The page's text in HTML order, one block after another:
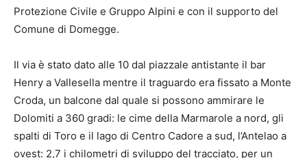
Protezione Civile e Gruppo Alpini e con il supporto del
Comune di Domegge.
Il via è stato dato alle 10 dal piazzale antistante il bar
Henry a Vallesella mentre il traguardo era fissato a Monte
Croda, un balcone dal quale si possono ammirare le
Dolomiti a 360 gradi: le cime della Marmarole a nord, gli
spalti di Toro e il lago di Centro Cadore a sud, l’Antelao a
ovest: 2,7 i chilometri di sviluppo del tracciato, per un